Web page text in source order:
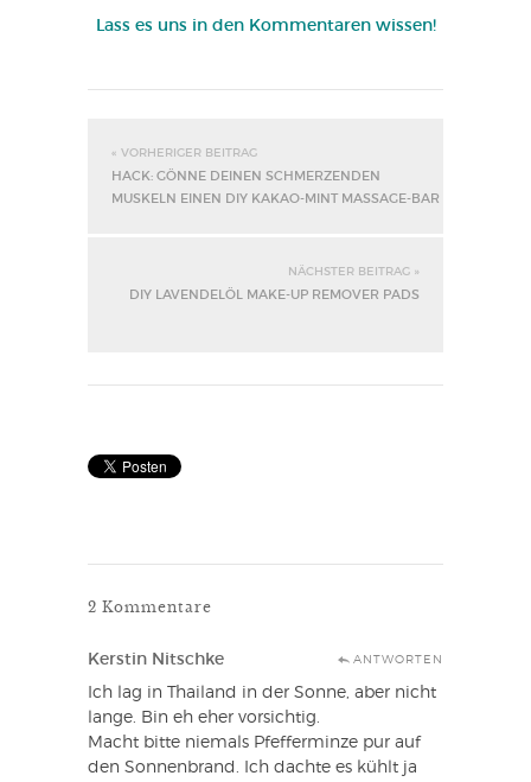
Lass es uns in den Kommentaren wissen!
« VORHERIGER BEITRAG
HACK: GÖNNE DEINEN SCHMERZENDEN
MUSKELN EINEN DIY KAKAO-MINT MASSAGE-BAR
NÄCHSTER BEITRAG »
DIY LAVENDELÖL MAKE-UP REMOVER PADS
2 Kommentare
Kerstin Nitschke ANTWORTEN
Ich lag in Thailand in der Sonne, aber nicht
lange. Bin eh eher vorsichtig.
Macht bitte niemals Pfefferminze pur auf
den Sonnenbrand. Ich dachte es kühlt ja